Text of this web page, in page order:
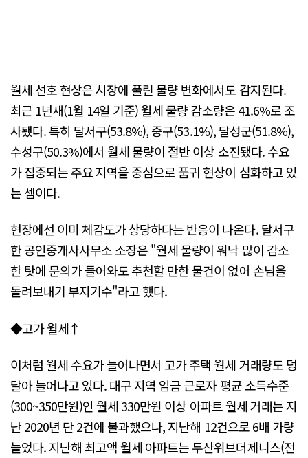
월세 선호 현상은 시장에 풀린 물량 변화에서도 감지된다.
최근 1년새(1월 14일 기준) 월세 물량 감소량은 41.6%로 조
사됐다. 특히 달서구(53.8%), 중구(53.1%), 달성군(51.8%),
수성구(50.3%)에서 월세 물량이 절반 이상 소진됐다. 수요
가 집중되는 주요 지역을 중심으로 품귀 현상이 심화하고 있
는 셈이다.
현장에선 이미 체감도가 상당하다는 반응이 나온다. 달서구
한 공인중개사사무소 소장은 "월세 물량이 워낙 많이 감소
한 탓에 문의가 들어와도 추천할 만한 물건이 없어 손님을
돌려보내기 부지기수"라고 했다.
◆고가 월세↑
이처럼 월세 수요가 늘어나면서 고가 주택 월세 거래량도 덩
달아 늘어나고 있다. 대구 지역 임금 근로자 평균 소득수준
(300~350만원)인 월세 330만원 이상 아파트 월세 거래는 지
난 2020년 단 2건에 불과했으나, 지난해 12건으로 6배 가량
늘었다. 지난해 최고액 월세 아파트는 두산위브더제니스(전